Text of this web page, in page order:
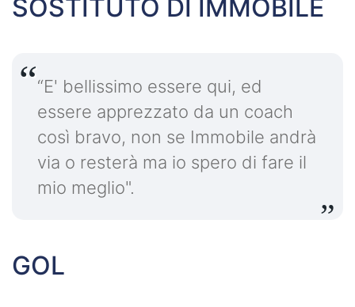
SOSTITUTO DI IMMOBILE
“E' bellissimo essere qui, ed
essere apprezzato da un coach
così bravo, non se Immobile andrà
via o resterà ma io spero di fare il
mio meglio".
GOL